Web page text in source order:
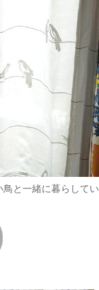
と一緒に暮らしてい